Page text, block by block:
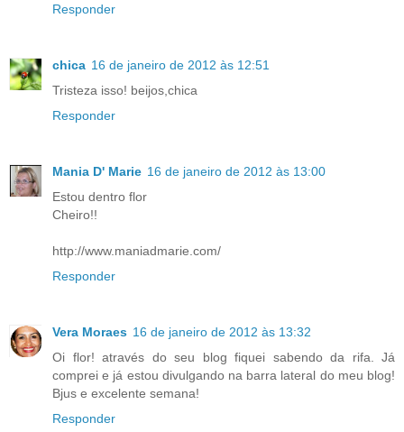
Responder
chica 16 de janeiro de 2012 às 12:51
Tristeza isso! beijos,chica
Responder
Mania D' Marie 16 de janeiro de 2012 às 13:00
Estou dentro flor
Cheiro!!
http://www.maniadmarie.com/
Responder
Vera Moraes 16 de janeiro de 2012 às 13:32
Oi flor! através do seu blog fiquei sabendo da rifa. Já
comprei e já estou divulgando na barra lateral do meu blog!
Bjus e excelente semana!
Responder